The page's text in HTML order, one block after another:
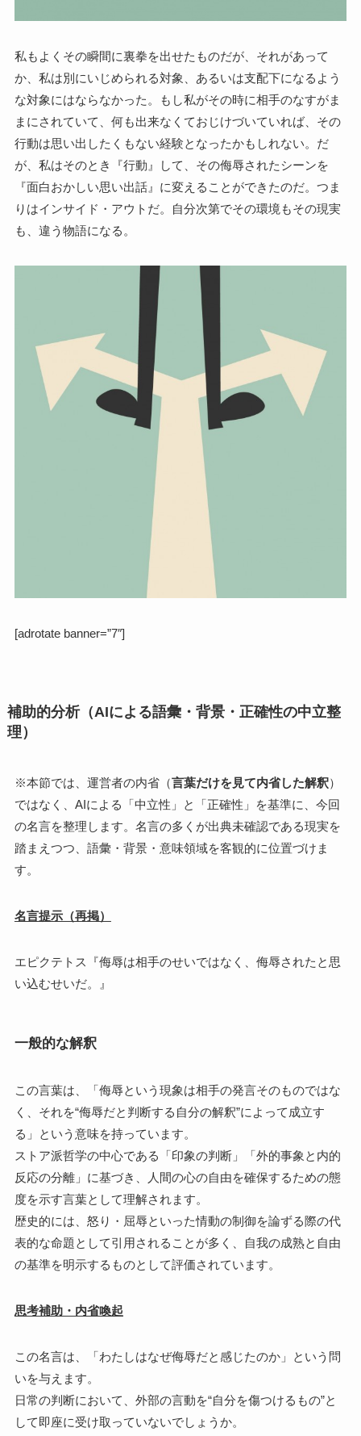
私もよくその瞬間に裏拳を出せたものだが、それがあって
か、私は別にいじめられる対象、あるいは支配下になるよう
な対象にはならなかった。もし私がその時に相手のなすがま
まにされていて、何も出来なくておじけづいていれば、その
行動は思い出したくもない経験となったかもしれない。だ
が、私はそのとき『行動』して、その侮辱されたシーンを
『面白おかしい思い出話』に変えることができたのだ。つま
りはインサイド・アウトだ。自分次第でその環境もその現実
も、違う物語になる。
[adrotate banner=”7″]
補助的分析（AIによる語彙・背景・正確性の中立整
理）
※本節では、運営者の内省（言葉だけを見て内省した解釈）
ではなく、AIによる「中立性」と「正確性」を基準に、今回
の名言を整理します。名言の多くが出典未確認である現実を
踏まえつつ、語彙・背景・意味領域を客観的に位置づけま
す。
名言提示（再掲）
エピクテトス『侮辱は相手のせいではなく、侮辱されたと思
い込むせいだ。』
一般的な解釈
この言葉は、「侮辱という現象は相手の発言そのものではな
く、それを“侮辱だと判断する自分の解釈”によって成立す
る」という意味を持っています。
ストア派哲学の中心である「印象の判断」「外的事象と内的
反応の分離」に基づき、人間の心の自由を確保するための態
度を示す言葉として理解されます。
歴史的には、怒り・屈辱といった情動の制御を論ずる際の代
表的な命題として引用されることが多く、自我の成熟と自由
の基準を明示するものとして評価されています。
思考補助・内省喚起
この名言は、「わたしはなぜ侮辱だと感じたのか」という問
いを与えます。
日常の判断において、外部の言動を“自分を傷つけるもの”と
して即座に受け取っていないでしょうか。